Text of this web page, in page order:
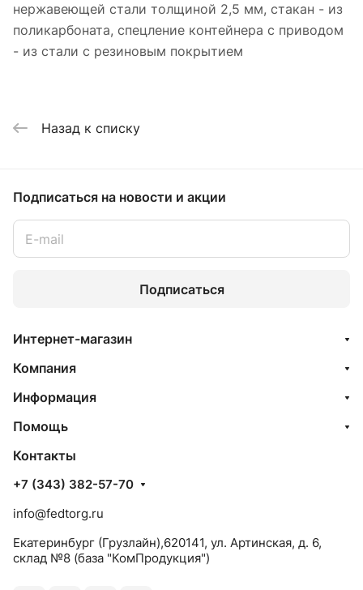
нержавеющей стали толщиной 2,5 мм, стакан - из
поликарбоната, спецление контейнера с приводом
- из стали с резиновым покрытием
Назад к списку
Подписаться на новости и акции
Подписаться
Интернет-магазин
Компания
Информация
Помощь
Контакты
+7 (343) 382-57-70
info@fedtorg.ru
Екатеринбург (Грузлайн),620141, ул. Артинская, д. 6,
склад №8 (база "КомПродукция")